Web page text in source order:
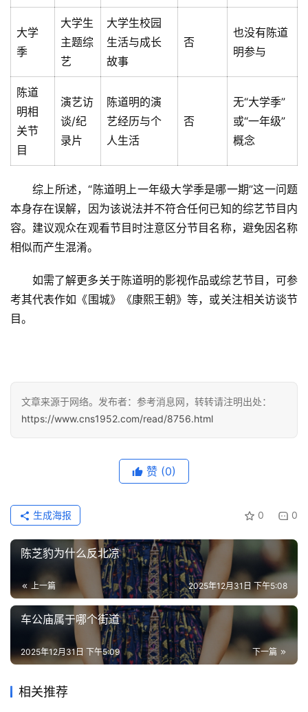
首
页
类
讯
更
多
页
大学
季
大学生
主题综
艺
大学生校园
生活与成长
故事
否
也没有陈道
明参与
陈道
明相
关节
目
演艺访
谈/纪
录片
陈道明的演
艺经历与个
人生活
否
无“大学季”
或“一年级”
概念
综上所述，“陈道明上一年级大学季是哪一期”这一问题
本身存在误解，因为该说法并不符合任何已知的综艺节目内
容。建议观众在观看节目时注意区分节目名称，避免因名称
相似而产生混淆。
如需了解更多关于陈道明的影视作品或综艺节目，可参
考其代表作如《围城》《康熙王朝》等，或关注相关访谈节
目。
文章来源于网络。发布者：参考消息网，转转请注明出处：
https://www.cns1952.com/read/8756.html
赞 (0)
0 0
生成海报
陈芝豹为什么反北凉
上一篇 2025年12月31日 下午5:08
车公庙属于哪个街道
下一篇
2025年12月31日 下午5:09
相关推荐